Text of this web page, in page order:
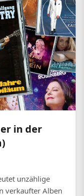
in der
unzählige
verkaufter Alben